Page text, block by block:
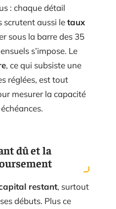
: chaque détail
scrutent aussi letaux
sous la barre des 35
s’impose. Le
, ce qui subsiste une
réglées, est tout
mesurer la capacité
dû et la
restant, surtout
débuts. Plus ce